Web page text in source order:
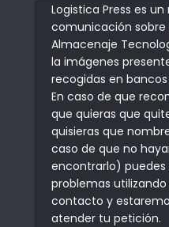
Logistica Press es
comunicación sobre
Almacenaje
la imágenes
recogidas en
En caso de que
que quieras que
quisieras que
caso de que no
encontrarlo) puedes
problemas
contacto y
atender tu petición.